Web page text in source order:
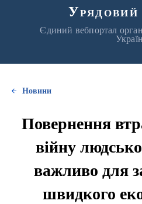
Урядовий
Єдиний вебпортал
Новини
Повернення
війну
важливо для
швидкого